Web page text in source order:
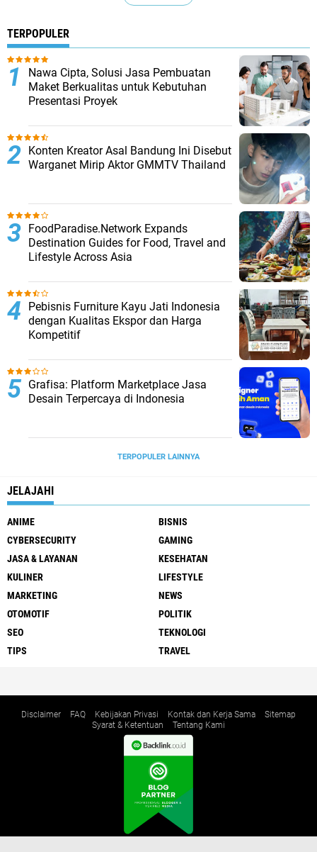
TERPOPULER
Nawa Cipta, Solusi Jasa Pembuatan
Maket Berkualitas untuk Kebutuhan
Presentasi Proyek
Konten Kreator Asal Bandung Ini Disebut
Warganet Mirip Aktor GMMTV Thailand
FoodParadise.Network Expands
Destination Guides for Food, Travel and
Lifestyle Across Asia
Pebisnis Furniture Kayu Jati Indonesia
dengan Kualitas Ekspor dan Harga
Kompetitif
Grafisa: Platform Marketplace Jasa
Desain Terpercaya di Indonesia
TERPOPULER LAINNYA
JELAJAHI
ANIME
BISNIS
CYBERSECURITY
GAMING
JASA & LAYANAN
KESEHATAN
KULINER
LIFESTYLE
MARKETING
NEWS
OTOMOTIF
POLITIK
SEO
TEKNOLOGI
TIPS
TRAVEL
Disclaimer FAQ Kebijakan Privasi Kontak dan Kerja Sama
Sitemap
Syarat & Ketentuan
Tentang Kami